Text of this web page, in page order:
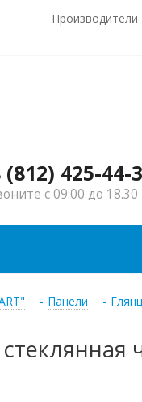
Производители
(812) 425-44-
с 09:00 до 18.30
- Панели -